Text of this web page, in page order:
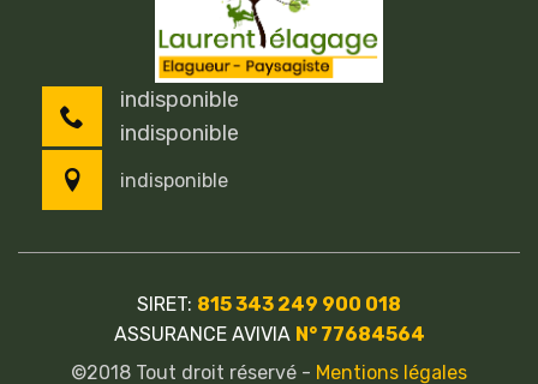
indisponible
indisponible
indisponible
SIRET: 815 343 249 900 018
ASSURANCE AVIVIA N° 77684564
©2018 Tout droit réservé - Mentions légales